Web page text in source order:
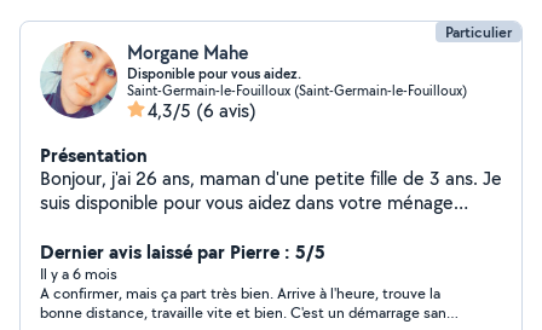
Particulier
Morgane Mahe
Disponible pour vous aidez.
Saint-Germain-le-Fouilloux (Saint-Germain-le-Fouilloux)
4,3/5 (6 avis)
Présentation
Bonjour, j'ai 26 ans, maman d'une petite fille de 3 ans. Je
suis disponible pour vous aidez dans votre ménage
repassage. Je suis motivée, respectueuse, ponctuel,
souriante, à l'écoute, disponible...
Dernier avis laissé par Pierre : 5/5
Il y a 6 mois
A confirmer, mais ça part très bien. Arrive à l'heure, trouve la
bonne distance, travaille vite et bien. C'est un démarrage sans